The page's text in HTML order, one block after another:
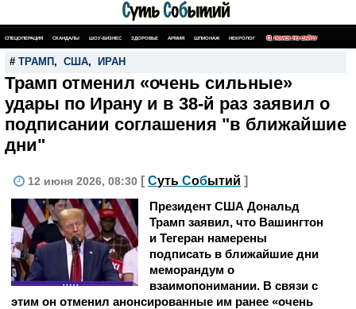
СПЕЦОПЕРАЦИЯ СКАНДАЛЫ ШОУ-БИЗНЕС ЗДОРОВЬЕ АРМИЯ ШПИОНАЖ НЕКРОЛОГ ПОИСК ПО САЙТУ
# ТРАМП , США, ИРАН
Трамп отменил «очень сильные»
удары по Ирану и в 38-й раз заявил о
подписании соглашения "в ближайшие
дни"
12 июня 2026, 08:30 [ Суть Событий ]
Президент США Дональд
Трамп заявил, что Вашингтон
и Тегеран намерены
подписать в ближайшие дни
меморандум о
взаимопонимании. В связи с
этим он отменил анонсированные им ранее «очень